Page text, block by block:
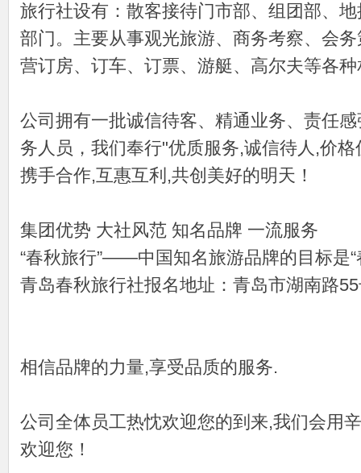
旅行社设有：散客接待门市部、组团部、
部门。主要从事观光旅游、商务考察、会
营订房、订车、订票、游艇、高尔夫等各
公司拥有一批诚信待客、精通业务、责任
务人员，我们奉行"优质服务,诚信待人,价
携手合作,互惠互利,共创美好的明天！
集团优势 大社风范 知名品牌 一流服务
“春秋旅行”——中国知名旅游品牌的目标是“
青岛春秋旅行社报名地址：青岛市湖南路
相信品牌的力量,享受品质的服务.
公司全体员工热忱欢迎您的到来,我们会用
欢迎您！